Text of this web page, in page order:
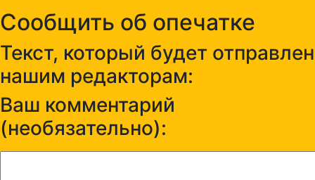
Сообщить об опечатке
Текст, который будет отправлен
нашим редакторам:
Ваш комментарий
(необязательно):